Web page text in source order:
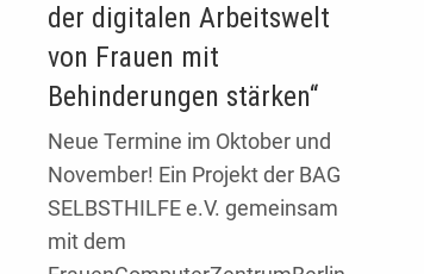
der digitalen Arbeitswelt
von Frauen mit
Behinderungen stärken“
Neue Termine im Oktober und
November! Ein Projekt der BAG
SELBSTHILFE e.V. gemeinsam
mit dem